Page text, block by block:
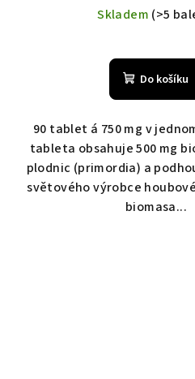
cena:
Skladem (>5
Do košíku
90 tablet á 750 mg v
tableta obsahuje 500 mg
plodnic (primordia) a
světového výrobce houbové
biomasa...